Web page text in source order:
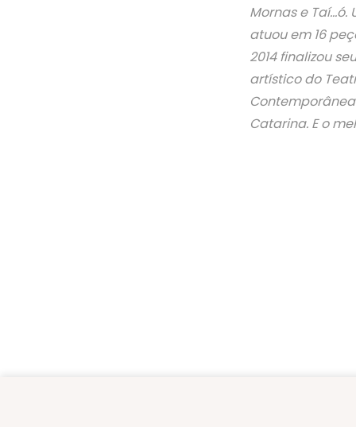
Mornas e Taí…ó.
atuou em 16
2014 finalizou
artístico do
Catarina. E o